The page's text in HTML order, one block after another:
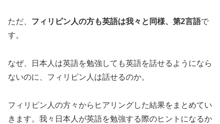
ただ、 フィリピン人の方も英語は我々と同様、第2言語で
す。
なぜ、日本人は英語を勉強しても英語を話せるようになら
ないのに、フィリピン人は話せるのか。
フィリピン人の方々からヒアリングした結果をまとめてい
きます。我々日本人が英語を勉強する際のヒントになるか